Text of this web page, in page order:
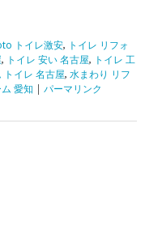
トイレ激安, トイレ リフォ
, トイレ 安い 名古屋, トイレ 工
トイレ 名古屋, 水まわり リフ
愛知 パーマリンク